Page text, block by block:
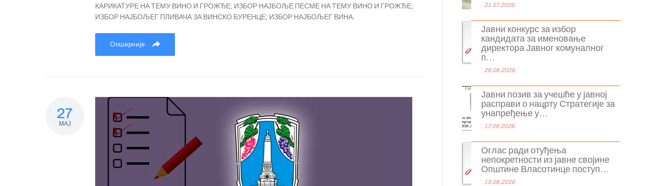
КАРИКАТУРЕ НА ТЕМУ ВИНО И ГРОЖЂЕ; ИЗБОР НАЈБОЉЕ ПЕСМЕ НА ТЕМУ ВИНО И ГРОЖЂЕ;
ИЗБОР НАЈБОЉЕГ ПЛИВАЧА ЗА ВИНСКО БУРЕНЦЕ; ИЗБОР НАЈБОЉЕГ ВИНА.
Опширније
27
МАЈ
21.07.2026.
Јавни конкурс за избор
кандидата за именовање
директора Јавног комуналног
п...
26.06.2026.
Јавни позив за учешће у јавној
расправи о нацрту Стратегије за
унапређење у...
17.06.2026.
Оглас ради отуђења
непокретности из јавне својине
Општине Власотинце поступ...
15.06.2026.